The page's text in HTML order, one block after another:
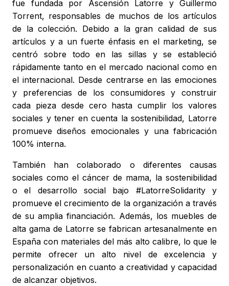
fue fundada por Ascensión Latorre y Guillermo
Torrent, responsables de muchos de los artículos
de la colección. Debido a la gran calidad de sus
artículos y a un fuerte énfasis en el marketing, se
centró sobre todo en las sillas y se estableció
rápidamente tanto en el mercado nacional como en
el internacional. Desde centrarse en las emociones
y preferencias de los consumidores y construir
cada pieza desde cero hasta cumplir los valores
sociales y tener en cuenta la sostenibilidad, Latorre
promueve diseños emocionales y una fabricación
100% interna.
También han colaborado o diferentes causas
sociales como el cáncer de mama, la sostenibilidad
o el desarrollo social bajo #LatorreSolidarity y
promueve el crecimiento de la organización a través
de su amplia financiación. Además, los muebles de
alta gama de Latorre se fabrican artesanalmente en
España con materiales del más alto calibre, lo que le
permite ofrecer un alto nivel de excelencia y
personalización en cuanto a creatividad y capacidad
de alcanzar objetivos.